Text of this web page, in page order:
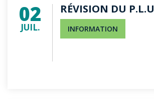
02
JUIL.
RÉVISION DU P.L.U
INFORMATION